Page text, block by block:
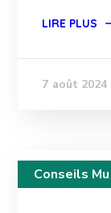
LIRE PLUS
7 août 2024
Conseils